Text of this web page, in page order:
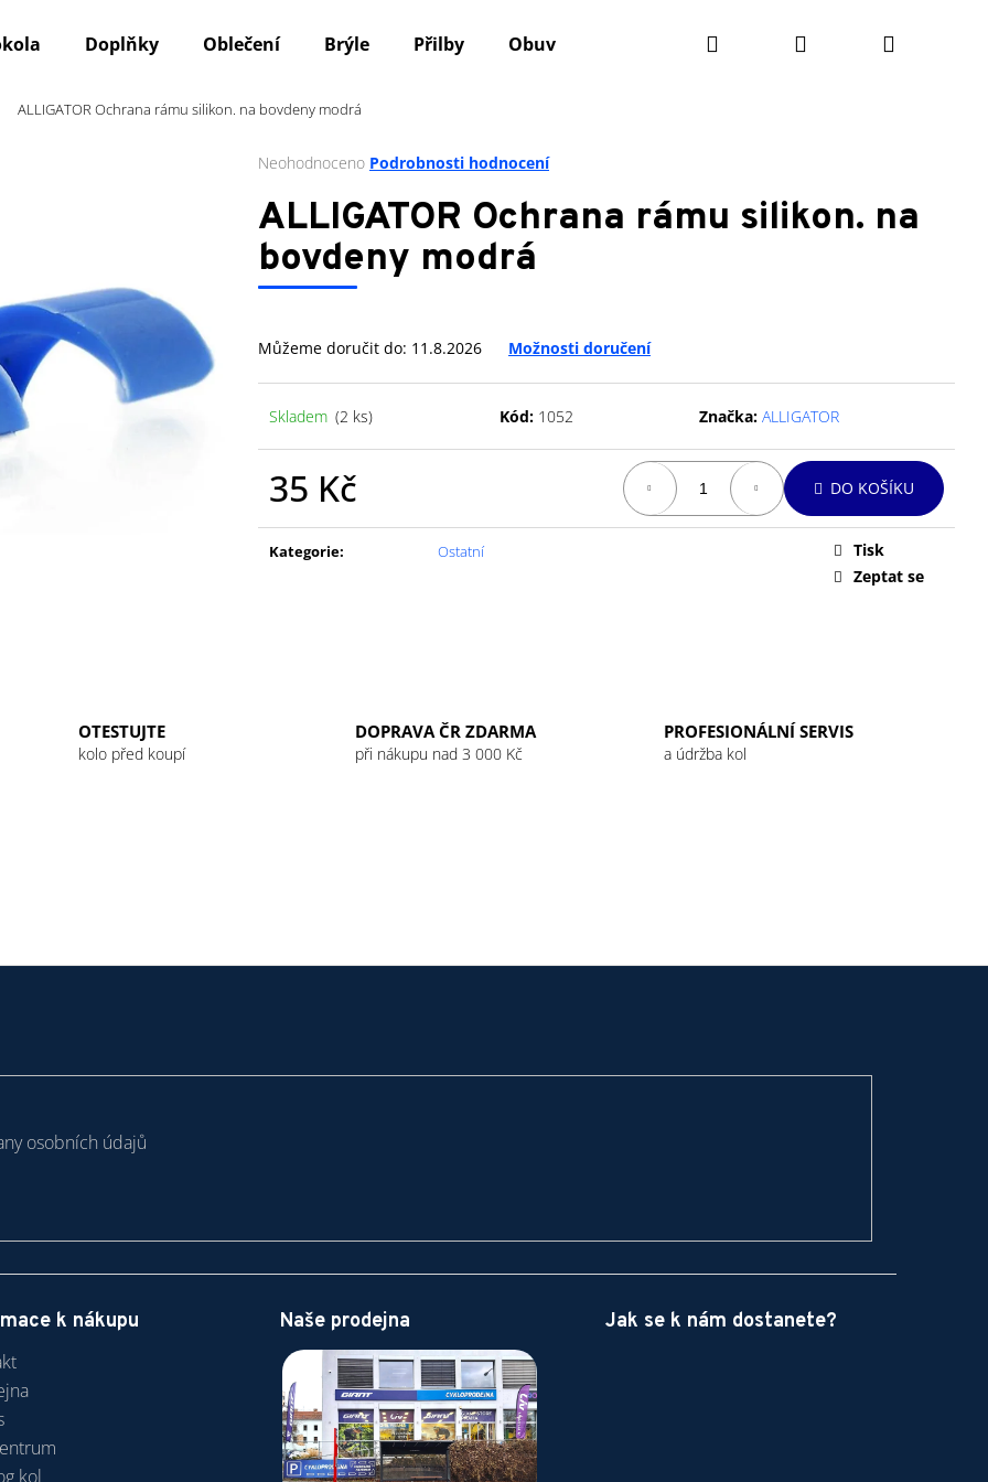
Doplňky Oblečení Brýle Přilby Obuv Výživa Údržba kola
Hledat PřihlášeníNákupní
ALLIGATOR Ochrana rámu silikon. na bovdeny modrá
Průměrné
produktu
je
0,0
z
5
Neohodnoceno Podrobnosti hodnocení
ALLIGATOR Ochrana rámu silikon. na
bovdeny modrá
Můžeme doručit do: 11.8.2026 Možnosti doručení
Skladem (2 ks) Kód: 1052 Značka:ALLIGATOR
35 Kč DO KOŠÍKU
Kategorie: Ostatní
Tisk
Zeptat se
OTESTUJTE
kolo před koupí
DOPRAVA ČR ZDARMA
při nákupu nad 3 000 Kč
PROFESIONÁLNÍ SERVIS
a údržba kol
Co potřebujete najít?
HLEDAT
Doporučujeme
GU ENERGY GEL 32G JET BLACKBERRY
GU ENERGY GEL 32G RASPBERRY
osobních údajů
k nákupu
kol
Naše prodejna Jak se k nám dostanete?